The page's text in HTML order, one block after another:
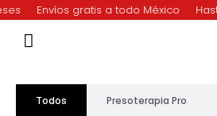
Envíos gratis a todo México
Todos Presoterapia Pro